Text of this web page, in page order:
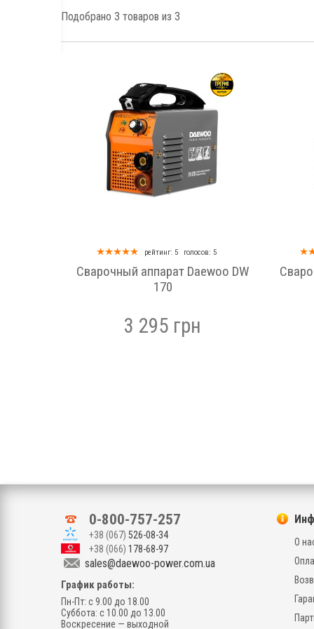
Подобрано 3 товаров из 3
рейтинг: 5 голосов: 5
Сварочный аппарат Daewoo DW
170
3 295 грн
0-800-757-257
+38 (067) 526-08-34
+38 (066) 178-68-97
sales@daewoo-power.com.ua
График работы:
Пн-Пт: с 9.00 до 18.00
Суббота: с 10.00 до 13.00
Воскресение — выходной
О